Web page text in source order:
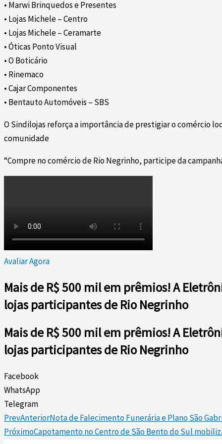
• Marwi Brinquedos e Presentes
• Lojas Michele – Centro
• Lojas Michele – Ceramarte
• Óticas Ponto Visual
• O Boticário
• Rinemaco
• Cajar Componentes
• Bentauto Automóveis – SBS
O Sindilojas reforça a importância de prestigiar o comércio
comunidade
“Compre no comércio de Rio Negrinho, participe da
Avaliar Agora
Mais de R$ 500 mil em prêmios! A
lojas participantes de Rio Negrinho
Mais de R$ 500 mil em prêmios! A
lojas participantes de Rio Negrinho
Facebook
WhatsApp
Telegram
PrevAnteriorNota de Falecimento Funerária e Plano São
PróximoCapotamento no Centro de São Bento do Sul